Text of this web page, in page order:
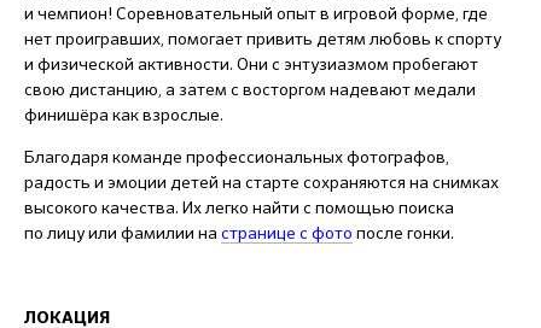
и чемпион! Соревновательный опыт в игровой форме, где
нет проигравших, помогает привить детям любовь к спорту
и физической активности. Они с энтузиазмом пробегают
свою дистанцию, а затем с восторгом надевают медали
финишёра как взрослые.
Благодаря команде профессиональных фотографов,
радость и эмоции детей на старте сохраняются на снимках
высокого качества. Их легко найти с помощью поиска
по лицу или фамилии на странице с фото после гонки.
ЛОКАЦИЯ